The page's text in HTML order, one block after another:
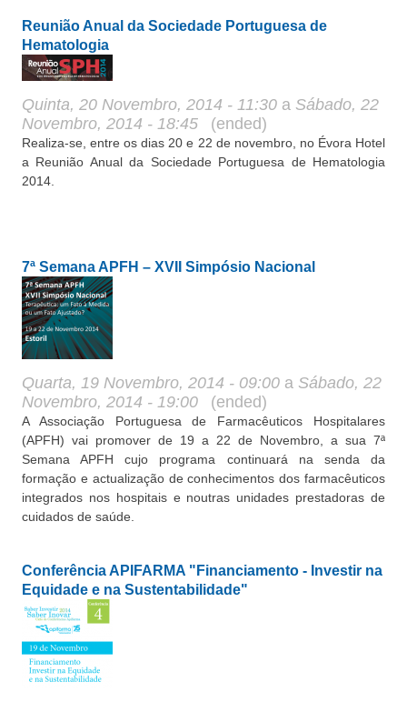
Reunião Anual da Sociedade Portuguesa de
Hematologia
Quinta, 20 Novembro, 2014 - 11:30 a Sábado, 22
Novembro, 2014 - 18:45
(ended)
Realiza-se, entre os dias 20 e 22 de novembro, no Évora Hotel
a Reunião Anual da Sociedade Portuguesa de Hematologia
2014.
7ª Semana APFH – XVII Simpósio Nacional
Quarta, 19 Novembro, 2014 - 09:00 a Sábado, 22
Novembro, 2014 - 19:00
(ended)
A Associação Portuguesa de Farmacêuticos Hospitalares
(APFH) vai promover de 19 a 22 de Novembro, a sua 7ª
Semana APFH cujo programa continuará na senda da
formação e actualização de conhecimentos dos farmacêuticos
integrados nos hospitais e noutras unidades prestadoras de
cuidados de saúde.
Conferência APIFARMA "Financiamento - Investir na
Equidade e na Sustentabilidade"